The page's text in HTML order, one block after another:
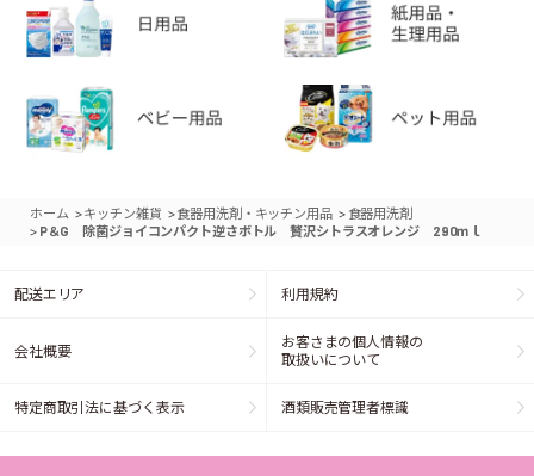
ホーム >キッチン雑貨 >食器用洗剤・キッチン用品 > 食器用洗剤
> P＆G 除菌ジョイコンパクト逆さボトル 贅沢シトラスオレンジ 290ｍｌ
配送エリア 利用規約
会社概要
お客さまの個人情報の
取扱いについて
特定商取引法に基づく表示 酒類販売管理者標識